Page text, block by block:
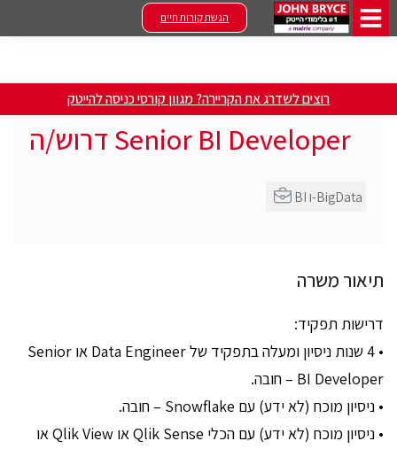
הגשת קורות חיים
רוצים לשדרג את הקריירה? מגוון קורסי כניסה להייטק
Senior BI Developer דרוש/ה
תיאור משרה
דרישות תפקיד:
• 4 שנות ניסיון ומעלה בתפקיד של Data Engineer או Senior
BI Developer – חובה.
• ניסיון מוכח (לא ידע) עם Snowflake – חובה.
• ניסיון מוכח (לא ידע) עם הכלי Qlik Sense או Qlik View או